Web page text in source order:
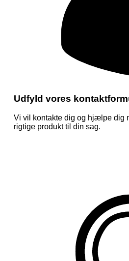
Udfyld vores
Vi vil kontakte dig og hjælpe dig
rigtige produkt til din sag.